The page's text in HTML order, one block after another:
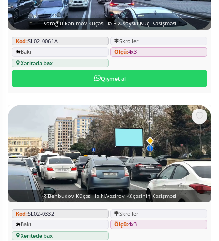
Koroğlu Rəhimov Küçəsi Ilə F.X.Xoyski Küç. Kəsişməsi
Kod:SL02-0061A
Skroller
Bakı
Ölçü:4x3
Xəritədə bax
Qiymət al
R.Behbudov Küçəsi Ilə N.Vəzirov Küçəsinin Kəsişməsi
Kod:SL02-0332
Skroller
Bakı
Ölçü:4x3
Xəritədə bax